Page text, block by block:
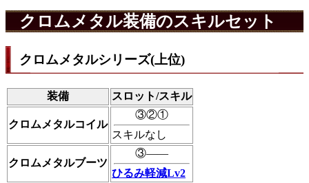
クロムメタル装備のスキルセット
クロムメタルシリーズ(上位)
装備 スロット/スキル
クロムメタルコイル
③②①
スキルなし
クロムメタルブーツ
③――
ひるみ軽減Lv2